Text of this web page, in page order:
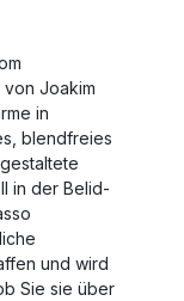
Joakim
in
blendfreies
in der Belid-
und wird
Sie sie über